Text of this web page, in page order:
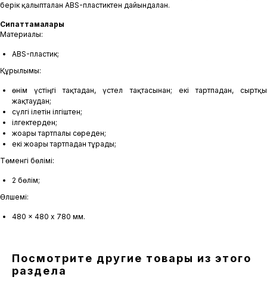
берік қалыпталған ABS-пластиктен дайындалған.
Сипаттамалары
Материалы:
ABS-пластик;
Құрылымы:
өнім үстіңгі тақтадан, үстел тақтасынан; екі тартпадан, сыртқы
жақтаудан;
сүлгі ілетін ілгіштен;
ілгектерден;
жоғарғы тартпалы сөреден;
екі жоғарғы тартпадан тұрады;
Төменгі бөлімі:
2 бөлім;
Өлшемі:
480 x 480 х 780 мм.
Посмотрите другие товары из этого
раздела